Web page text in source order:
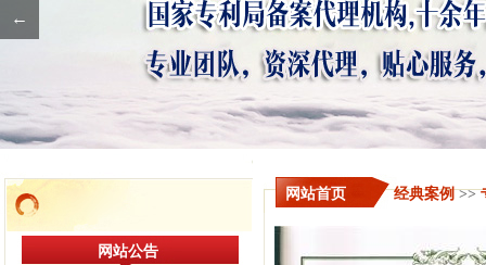
←
网站公告
网站首页 >>经典案例 >>